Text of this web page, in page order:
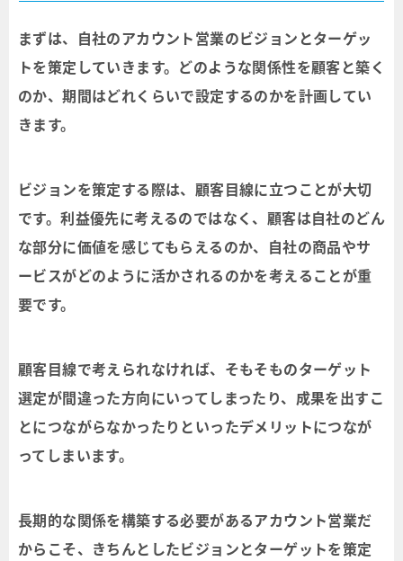
まずは、自社のアカウント営業のビジョンとターゲッ
トを策定していきます。どのような関係性を顧客と築く
のか、期間はどれくらいで設定するのかを計画してい
きます。
ビジョンを策定する際は、顧客目線に立つことが大切
です。利益優先に考えるのではなく、顧客は自社のどん
な部分に価値を感じてもらえるのか、自社の商品やサ
ービスがどのように活かされるのかを考えることが重
要です。
顧客目線で考えられなければ、そもそものターゲット
選定が間違った方向にいってしまったり、成果を出すこ
とにつながらなかったりといったデメリットにつなが
ってしまいます。
長期的な関係を構築する必要があるアカウント営業だ
からこそ、きちんとしたビジョンとターゲットを策定